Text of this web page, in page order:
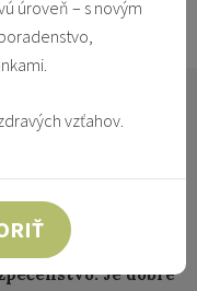
hranicami zúri
je celkom
je pomocník,
Je dobré
úroveň – s novým
vzťahov.